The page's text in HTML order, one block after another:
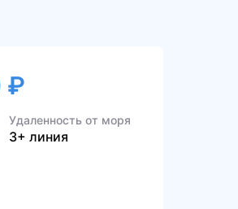
₽
Удаленность от моря
3+ линия